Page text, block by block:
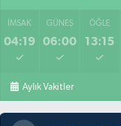
İMSAK
04:19
GÜNEŞ
06:00
ÖĞLE
13:15
Aylık Vakitler